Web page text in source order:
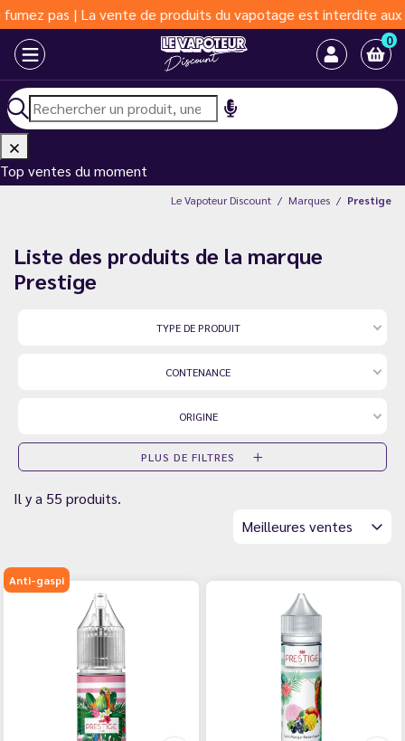
| La vente de produits du vapotage est interdite aux moins
0
Top ventes du moment
Le Vapoteur Discount Marques Prestige
Liste des produits de la marque
Prestige
TYPE DE PRODUIT
CONTENANCE
ORIGINE
PLUS DE FILTRES
Il y a 55 produits.
Meilleures ventes
Anti-gaspi